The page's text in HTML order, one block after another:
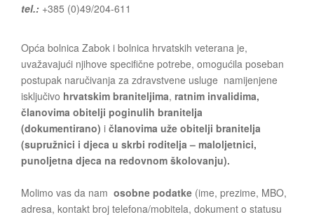
tel.: +385 (0)49/204-611
Opća bolnica Zabok i bolnica hrvatskih veterana je,
uvažavajući njihove specifične potrebe, omogućila poseban
postupak naručivanja za zdravstvene usluge namijenjene
isključivo hrvatskim braniteljima, ratnim invalidima,
članovima obitelji poginulih branitelja
(dokumentirano) i članovima uže obitelji branitelja
(supružnici i djeca u skrbi roditelja – maloljetnici,
punoljetna djeca na redovnom školovanju).
Molimo vas da nam osobne podatke (ime, prezime, MBO,
adresa, kontakt broj telefona/mobitela, dokument o statusu